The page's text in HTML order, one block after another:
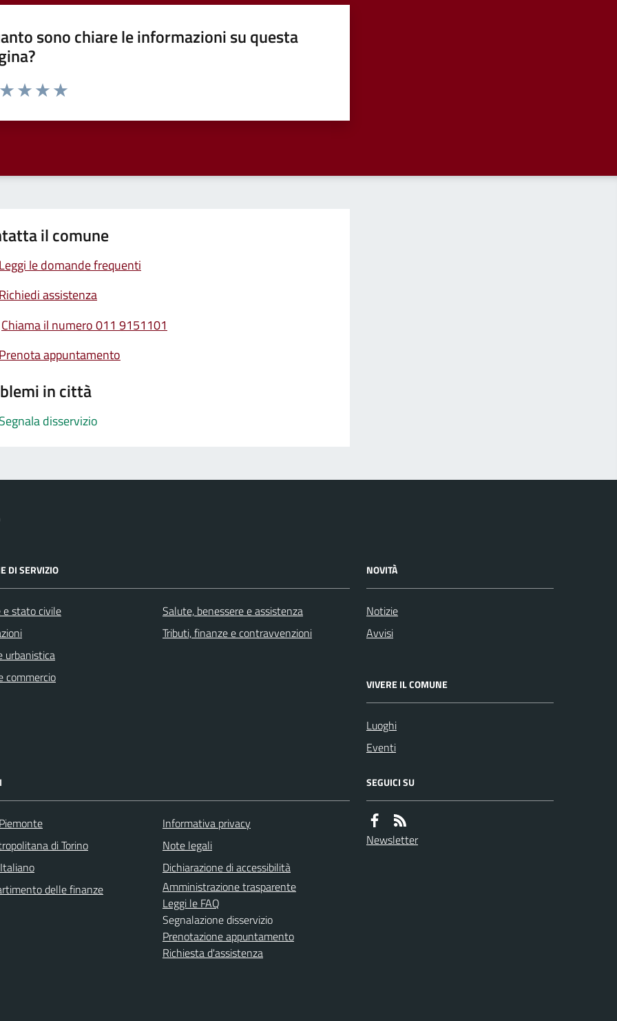
sono chiare le informazioni su questa
da 1 a 5 stelle la pagina
il comune
Leggi le domande frequenti
Richiedi assistenza
Chiama il numero 011 9151101
Prenota appuntamento
in città
Segnala disservizio
DI SERVIZIO
e stato civile
urbanistica
commercio
Salute, benessere e assistenza
Tributi, finanze e contravvenzioni
NOVITÀ
Notizie
Avvisi
VIVERE IL COMUNE
Luoghi
Eventi
di Torino
delle finanze
Informativa privacy
Note legali
Dichiarazione di accessibilità
Amministrazione trasparente
Leggi le FAQ
Segnalazione disservizio
Prenotazione appuntamento
Richiesta d'assistenza
SEGUICI SU
Newsletter